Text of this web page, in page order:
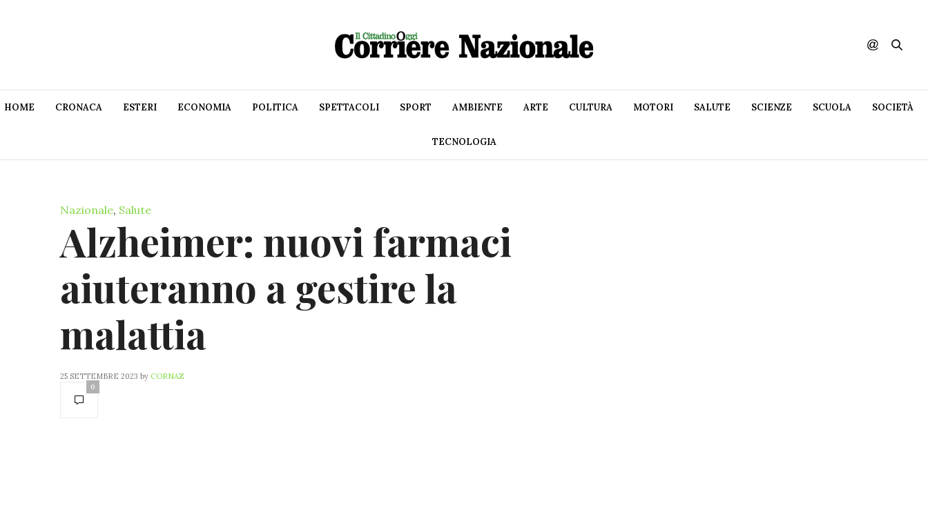
HOME CRONACA ESTERI ECONOMIA POLITICA SPETTACOLI SPORT AMBIENTE ARTE CULTURA MOTORI SALUTE SCIENZE SCUOLA SOCIETÀ
TECNOLOGIA
Nazionale, Salute
Alzheimer: nuovi farmaci
aiuteranno a gestire la
malattia
25 SETTEMBRE 2023 by CORNAZ
0